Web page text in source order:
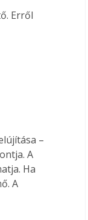
Erről
–
A
Ha
A